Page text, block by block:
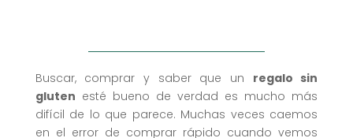
Buscar, comprar y saber que un regalo sin
gluten esté bueno de verdad es mucho más
difícil de lo que parece. Muchas veces caemos
en el error de comprar rápido cuando vemos